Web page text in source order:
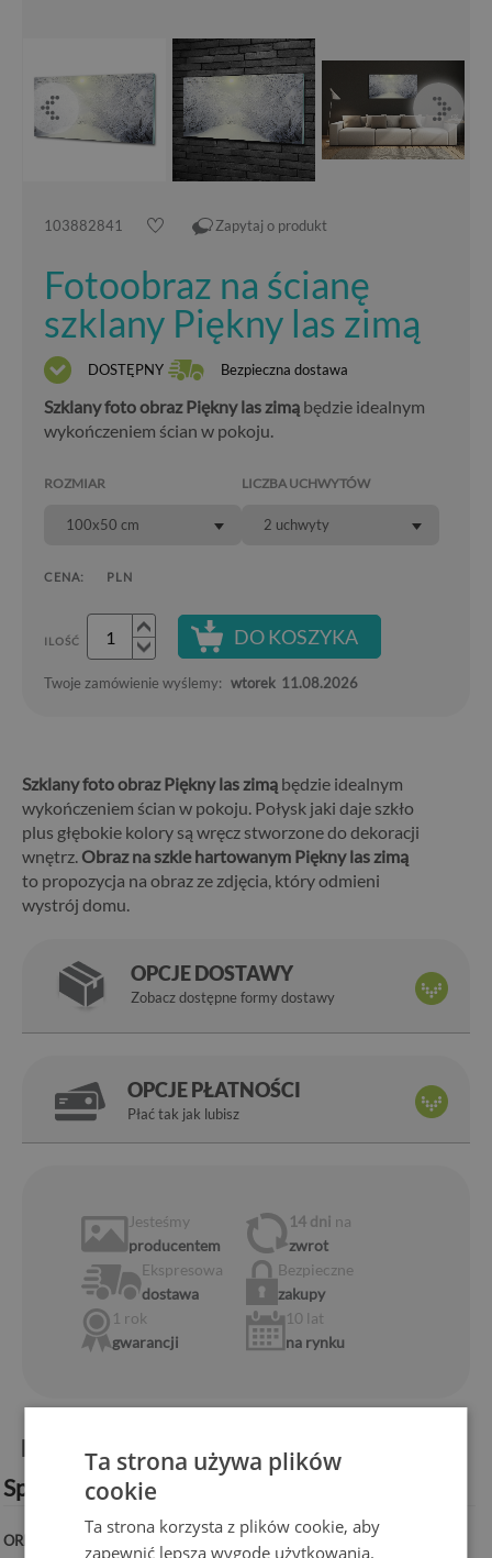
103882841 Zapytaj o produkt
Fotoobraz na ścianę
szklany Piękny las zimą
DOSTĘPNY Bezpieczna dostawa
Szklany foto obraz Piękny las zimą będzie idealnym
wykończeniem ścian w pokoju.
ROZMIAR
100x50 cm
LICZBA UCHWYTÓW
2 uchwyty
CENA: PLN
ILOŚĆ DO KOSZYKA
Twoje zamówienie wyślemy: wtorek 11.08.2026
Szklany foto obraz Piękny las zimą będzie idealnym
wykończeniem ścian w pokoju. Połysk jaki daje szkło
plus głębokie kolory są wręcz stworzone do dekoracji
wnętrz. Obraz na szkle hartowanym Piękny las zimą
to propozycja na obraz ze zdjęcia, który odmieni
wystrój domu.
OPCJE DOSTAWY
Zobacz dostępne formy dostawy
OPCJE PŁATNOŚCI
Płać tak jak lubisz
Jesteśmy
producentem
14 dni na
zwrot
Ekspresowa
dostawa
Bezpieczne
zakupy
1 rok
gwarancji
10 lat
na rynku
Informacje o produkcie:
Specyfikacja techniczna:
ORIENTACJA:
Ta strona używa plików
cookie
Ta strona korzysta z plików cookie, aby
zapewnić lepszą wygodę użytkowania.